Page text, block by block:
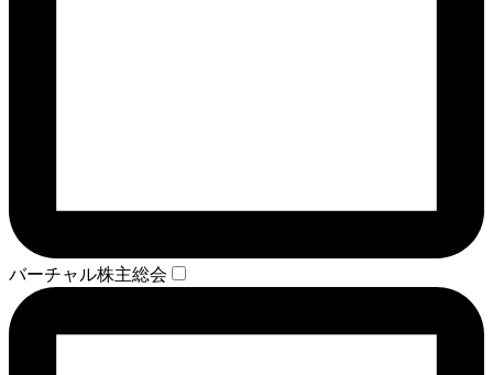
バーチャル株主総会